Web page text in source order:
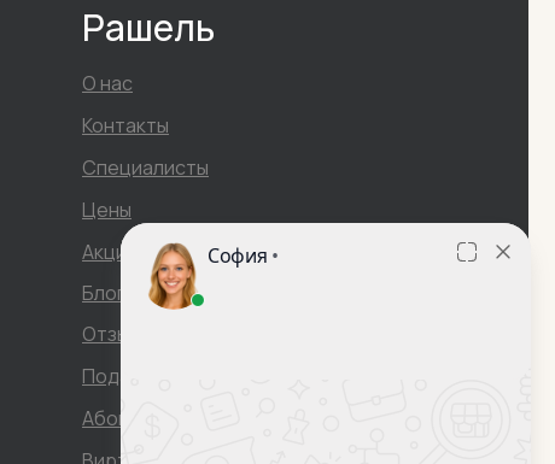
Рашель
О нас
Контакты
Цены
Специалисты
Акции
Отзывы
Подарочный сертификат
Абонемент
Блог